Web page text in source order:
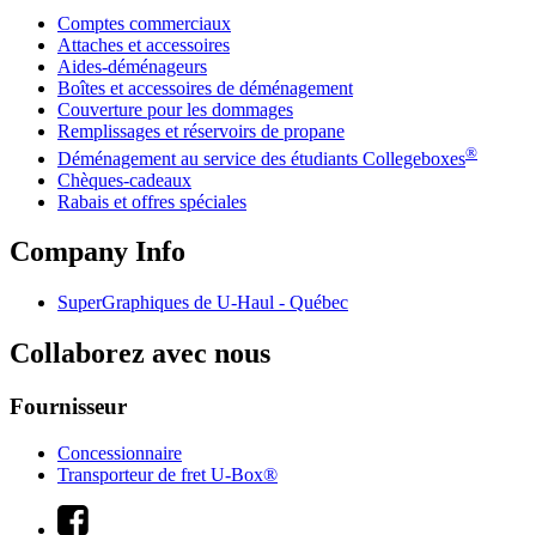
Comptes commerciaux
Attaches et accessoires
Aides-déménageurs
Boîtes et accessoires de déménagement
Couverture pour les dommages
Remplissages et réservoirs de propane
Déménagement au service des étudiants Collegeboxes®
Chèques-cadeaux
Rabais et offres spéciales
Company Info
SuperGraphiques de U-Haul - Québec
Collaborez avec nous
Fournisseur
Concessionnaire
Transporteur de fret U-Box®